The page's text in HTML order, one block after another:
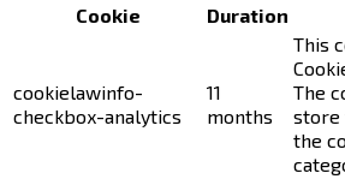
Cookie
Duration
cookielawinfo-
checkbox-analytics
11
months
This
The
store
the